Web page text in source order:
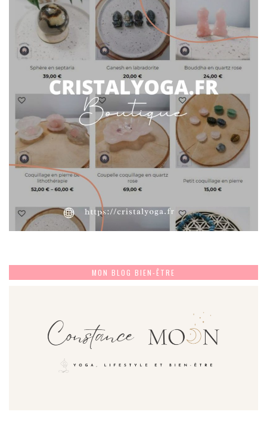
MON BLOG BIEN-ÊTRE